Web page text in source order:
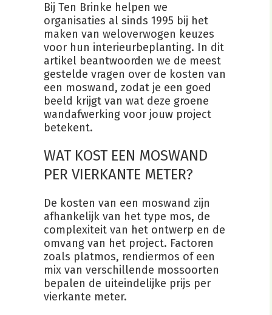
Bij Ten Brinke helpen we
organisaties al sinds 1995 bij het
maken van weloverwogen keuzes
voor hun interieurbeplanting. In dit
artikel beantwoorden we de meest
gestelde vragen over de kosten van
een moswand, zodat je een goed
beeld krijgt van wat deze groene
wandafwerking voor jouw project
betekent.
WAT KOST EEN MOSWAND
PER VIERKANTE METER?
De kosten van een moswand zijn
afhankelijk van het type mos, de
complexiteit van het ontwerp en de
omvang van het project. Factoren
zoals platmos, rendiermos of een
mix van verschillende mossoorten
bepalen de uiteindelijke prijs per
vierkante meter.